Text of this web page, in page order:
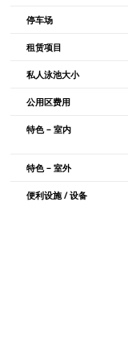
停车场
租赁项目
私人泳池大小
公用区费用
特色 – 室内
特色 – 室外
便利设施 / 设备